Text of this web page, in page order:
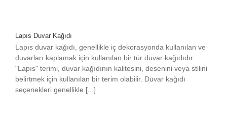
Lapıs Duvar Kağıdı
Lapıs duvar kağıdı, genellikle iç dekorasyonda kullanılan ve
duvarları kaplamak için kullanılan bir tür duvar kağıdıdır.
"Lapıs" terimi, duvar kağıdının kalitesini, desenini veya stilini
belirtmek için kullanılan bir terim olabilir. Duvar kağıdı
seçenekleri genellikle [...]